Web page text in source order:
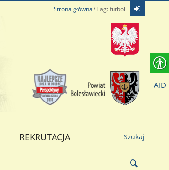
Strona główna Tag: futbol
REKRUTACJA Szukaj
AID